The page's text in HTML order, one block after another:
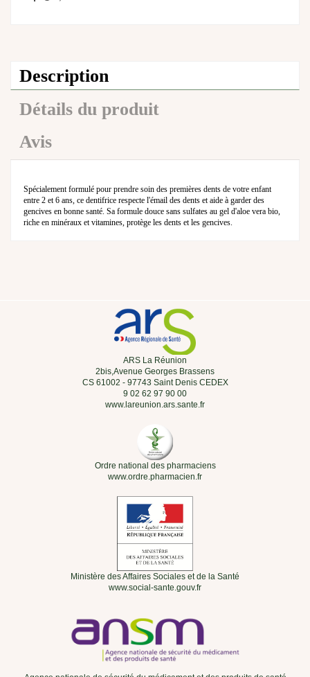
Description
Détails du produit
Avis
Spécialement formulé pour prendre soin des premières dents de votre enfant
entre 2 et 6 ans, ce dentifrice respecte l'émail des dents et aide à garder des
gencives en bonne santé. Sa formule douce sans sulfates au gel d'aloe vera bio,
riche en minéraux et vitamines, protège les dents et les gencives.
ARS La Réunion
2bis,Avenue Georges Brassens
CS 61002 - 97743 Saint Denis CEDEX
9 02 62 97 90 00
www.lareunion.ars.sante.fr
Ordre national des pharmaciens
www.ordre.pharmacien.fr
Ministère des Affaires Sociales et de la Santé
www.social-sante.gouv.fr